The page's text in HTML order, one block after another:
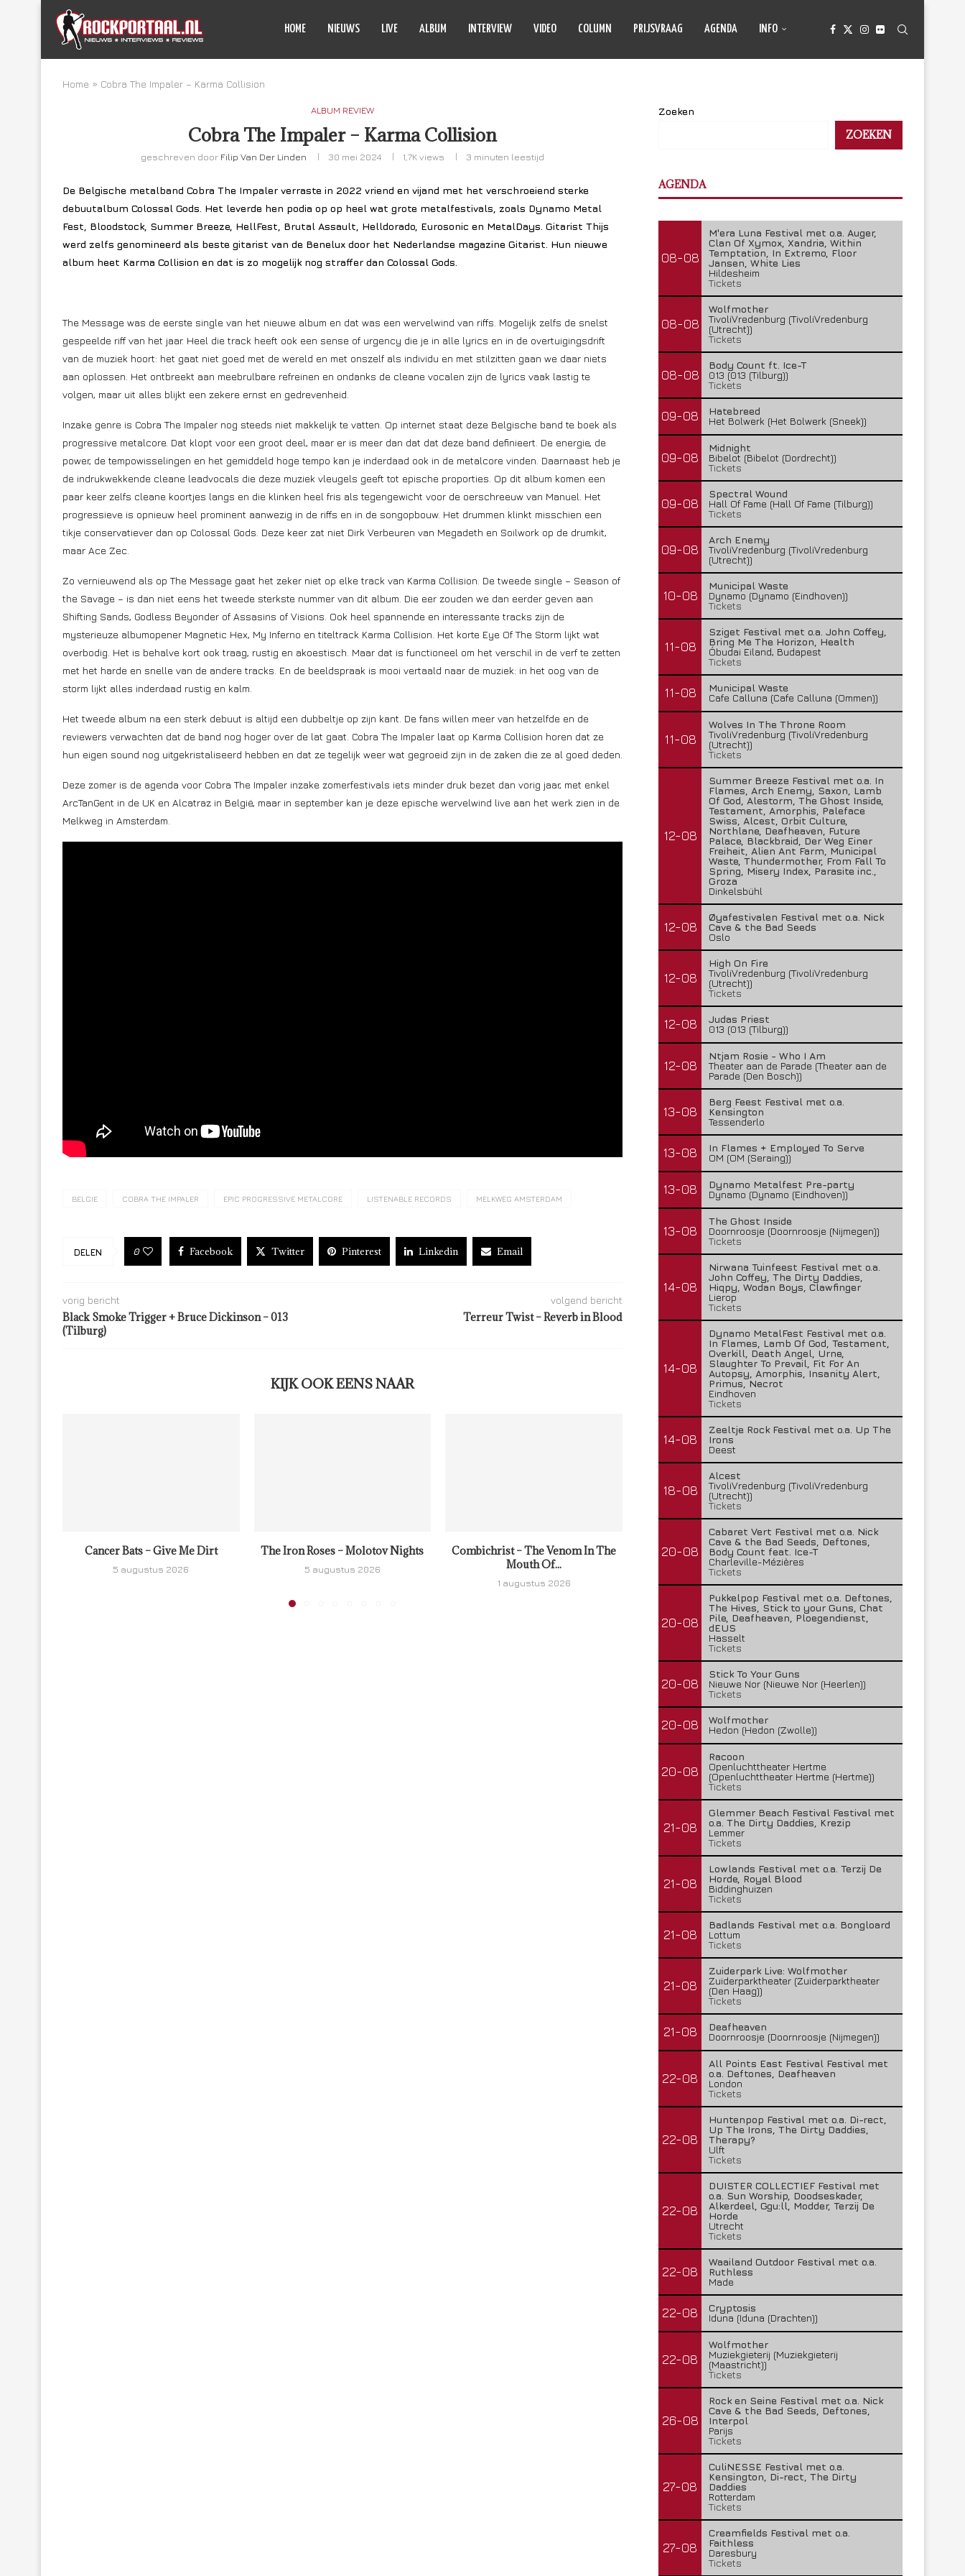
HOME NIEUWS LIVE ALBUM INTERVIEW VIDEO COLUMN PRIJSVRAAG AGENDA INFO
Home » Cobra The Impaler – Karma Collision
ALBUM REVIEW
Cobra The Impaler – Karma Collision
geschreven door Filip Van Der Linden 30 mei 2024 1,7K views 3 minuten leestijd
De Belgische metalband Cobra The Impaler verraste in 2022 vriend en vijand met het verschroeiend sterke
debuutalbum Colossal Gods. Het leverde hen podia op op heel wat grote metalfestivals, zoals Dynamo Metal
Fest, Bloodstock, Summer Breeze, HellFest, Brutal Assault, Helldorado, Eurosonic en MetalDays. Gitarist Thijs
werd zelfs genomineerd als beste gitarist van de Benelux door het Nederlandse magazine Gitarist. Hun nieuwe
album heet Karma Collision en dat is zo mogelijk nog straffer dan Colossal Gods.
The Message was de eerste single van het nieuwe album en dat was een wervelwind van riffs. Mogelijk zelfs de snelst
gespeelde riff van het jaar. Heel die track heeft ook een sense of urgency die je in alle lyrics en in de overtuigingsdrift
van de muziek hoort: het gaat niet goed met de wereld en met onszelf als individu en met stilzitten gaan we daar niets
aan oplossen. Het ontbreekt aan meebrulbare refreinen en ondanks de cleane vocalen zijn de lyrics vaak lastig te
volgen, maar uit alles blijkt een zekere ernst en gedrevenheid.
Inzake genre is Cobra The Impaler nog steeds niet makkelijk te vatten. Op internet staat deze Belgische band te boek als
progressive metalcore. Dat klopt voor een groot deel, maar er is meer dan dat dat deze band definieert. De energie, de
power, de tempowisselingen en het gemiddeld hoge tempo kan je inderdaad ook in de metalcore vinden. Daarnaast heb je
de indrukwekkende cleane leadvocals die deze muziek vleugels geeft tot epische proporties. Op dit album komen een
paar keer zelfs cleane koortjes langs en die klinken heel fris als tegengewicht voor de oerschreeuw van Manuel. Het
progressieve is opnieuw heel prominent aanwezig in de riffs en in de songopbouw. Het drummen klinkt misschien een
tikje conservatiever dan op Colossal Gods. Deze keer zat niet Dirk Verbeuren van Megadeth en Soilwork op de drumkit,
maar Ace Zec.
Zo vernieuwend als op The Message gaat het zeker niet op elke track van Karma Collision. De tweede single – Season of
the Savage – is dan niet eens het tweede sterkste nummer van dit album. Die eer zouden we dan eerder geven aan
Shifting Sands, Godless Beyonder of Assasins of Visions. Ook heel spannende en interessante tracks zijn de
mysterieuze albumopener Magnetic Hex, My Inferno en titeltrack Karma Collision. Het korte Eye Of The Storm lijkt wat
overbodig. Het is behalve kort ook traag, rustig en akoestisch. Maar dat is functioneel om het verschil in de verf te zetten
met het harde en snelle van de andere tracks. En de beeldspraak is mooi vertaald naar de muziek: in het oog van de
storm lijkt alles inderdaad rustig en kalm.
Het tweede album na een sterk debuut is altijd een dubbeltje op zijn kant. De fans willen meer van hetzelfde en de
reviewers verwachten dat de band nog hoger over de lat gaat. Cobra The Impaler laat op Karma Collision horen dat ze
hun eigen sound nog uitgekristaliseerd hebben en dat ze tegelijk weer wat gegroeid zijn in de zaken die ze al goed deden.
Deze zomer is de agenda voor Cobra The Impaler inzake zomerfestivals iets minder druk bezet dan vorig jaar, met enkel
ArcTanGent in de UK en Alcatraz in België, maar in september kan je deze epische wervelwind live aan het werk zien in de
Melkweg in Amsterdam.
BELGIE COBRA THE IMPALER EPIC PROGRESSIVE METALCORE LISTENABLE RECORDS MELKWEG AMSTERDAM
DELEN 0 Facebook Twitter Pinterest Linkedin Email
vorig bericht
Black Smoke Trigger + Bruce Dickinson – 013
(Tilburg)
volgend bericht
Terreur Twist – Reverb in Blood
KIJK OOK EENS NAAR
Cancer Bats – Give Me Dirt
5 augustus 2026
The Iron Roses – Molotov Nights
5 augustus 2026
Combichrist – The Venom In The
Mouth Of...
1 augustus 2026
Lunatic Soul – Transition II
29 juli 2026
Boneripper – Radiant
Zoeken
ZOEKEN
AGENDA
08-08
M'era Luna Festival met o.a. Auger,
Clan Of Xymox, Xandria, Within
Temptation, In Extremo, Floor
Jansen, White Lies
Hildesheim
Tickets
08-08
Wolfmother
TivoliVredenburg (TivoliVredenburg
(Utrecht))
Tickets
08-08
Body Count ft. Ice-T
013 (013 (Tilburg))
Tickets
09-08
Hatebreed
Het Bolwerk (Het Bolwerk (Sneek))
09-08
Midnight
Bibelot (Bibelot (Dordrecht))
Tickets
09-08
Spectral Wound
Hall Of Fame (Hall Of Fame (Tilburg))
Tickets
09-08
Arch Enemy
TivoliVredenburg (TivoliVredenburg
(Utrecht))
10-08
Municipal Waste
Dynamo (Dynamo (Eindhoven))
Tickets
11-08
Sziget Festival met o.a. John Coffey,
Bring Me The Horizon, Health
Óbudai Eiland, Budapest
Tickets
11-08
Municipal Waste
Cafe Calluna (Cafe Calluna (Ommen))
11-08
Wolves In The Throne Room
TivoliVredenburg (TivoliVredenburg
(Utrecht))
Tickets
12-08
Summer Breeze Festival met o.a. In
Flames, Arch Enemy, Saxon, Lamb
Of God, Alestorm, The Ghost Inside,
Testament, Amorphis, Paleface
Swiss, Alcest, Orbit Culture,
Northlane, Deafheaven, Future
Palace, Blackbraid, Der Weg Einer
Freiheit, Alien Ant Farm, Municipal
Waste, Thundermother, From Fall To
Spring, Misery Index, Parasite inc.,
Groza
Dinkelsbühl
12-08
Øyafestivalen Festival met o.a. Nick
Cave & the Bad Seeds
Oslo
12-08
High On Fire
TivoliVredenburg (TivoliVredenburg
(Utrecht))
Tickets
12-08
Judas Priest
013 (013 (Tilburg))
12-08
Ntjam Rosie - Who I Am
Theater aan de Parade (Theater aan de
Parade (Den Bosch))
13-08
Berg Feest Festival met o.a.
Kensington
Tessenderlo
13-08
In Flames + Employed To Serve
OM (OM (Seraing))
13-08
Dynamo Metalfest Pre-party
Dynamo (Dynamo (Eindhoven))
13-08
The Ghost Inside
Doornroosje (Doornroosje (Nijmegen))
Tickets
14-08
Nirwana Tuinfeest Festival met o.a.
John Coffey, The Dirty Daddies,
Hiqpy, Wodan Boys, Clawfinger
Lierop
Tickets
14-08
Dynamo MetalFest Festival met o.a.
In Flames, Lamb Of God, Testament,
Overkill, Death Angel, Urne,
Slaughter To Prevail, Fit For An
Autopsy, Amorphis, Insanity Alert,
Primus, Necrot
Eindhoven
Tickets
14-08
Zeeltje Rock Festival met o.a. Up The
Irons
Deest
18-08
Alcest
TivoliVredenburg (TivoliVredenburg
(Utrecht))
Tickets
20-08
Cabaret Vert Festival met o.a. Nick
Cave & the Bad Seeds, Deftones,
Body Count feat. Ice-T
Charleville-Mézières
Tickets
20-08
Pukkelpop Festival met o.a. Deftones,
The Hives, Stick to your Guns, Chat
Pile, Deafheaven, Ploegendienst,
dEUS
Hasselt
Tickets
20-08
Stick To Your Guns
Nieuwe Nor (Nieuwe Nor (Heerlen))
Tickets
20-08
Wolfmother
Hedon (Hedon (Zwolle))
20-08
Racoon
Openluchttheater Hertme
(Openluchttheater Hertme (Hertme))
Tickets
21-08
Glemmer Beach Festival Festival met
o.a. The Dirty Daddies, Krezip
Lemmer
Tickets
21-08
Lowlands Festival met o.a. Terzij De
Horde, Royal Blood
Biddinghuizen
Tickets
21-08
Badlands Festival met o.a. Bongloard
Lottum
Tickets
21-08
Zuiderpark Live: Wolfmother
Zuiderparktheater (Zuiderparktheater
(Den Haag))
Tickets
21-08
Deafheaven
Doornroosje (Doornroosje (Nijmegen))
22-08
All Points East Festival Festival met
o.a. Deftones, Deafheaven
London
Tickets
22-08
Huntenpop Festival met o.a. Di-rect,
Up The Irons, The Dirty Daddies,
Therapy?
Ulft
Tickets
22-08
DUISTER COLLECTIEF Festival met
o.a. Sun Worship, Doodseskader,
Alkerdeel, Ggu:ll, Modder, Terzij De
Horde
Utrecht
Tickets
22-08
Waailand Outdoor Festival met o.a.
Ruthless
Made
22-08
Cryptosis
Iduna (Iduna (Drachten))
22-08
Wolfmother
Muziekgieterij (Muziekgieterij
(Maastricht))
Tickets
26-08
Rock en Seine Festival met o.a. Nick
Cave & the Bad Seeds, Deftones,
Interpol
Parijs
Tickets
27-08
CuliNESSE Festival met o.a.
Kensington, Di-rect, The Dirty
Daddies
Rotterdam
Tickets
27-08
Creamfields Festival met o.a.
Faithless
Daresbury
Tickets